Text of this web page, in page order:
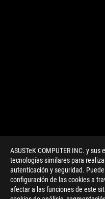
ASUSTeK COMPUTER INC. y
tecnologías similares para
autenticación y seguridad.
configuración de las cookies a
afectar a las funciones de este